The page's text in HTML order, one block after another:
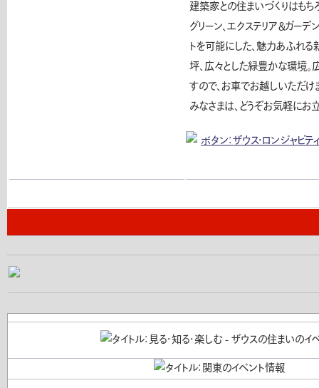
建築家との住まいづくりはもち
グリーン、エクステリア＆ガーデ
トを可能にした、魅力あふれる
坪、広々とした緑豊かな環境
すので、お車でお越しいただけ
みなさまは、どうぞお気軽にお